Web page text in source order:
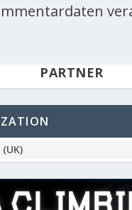
PARTNER